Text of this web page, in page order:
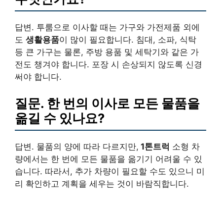
답변. 투룸으로 이사할 때는 가구와 가전제품 외에
도 생활용품이 많이 필요합니다. 침대, 소파, 식탁
등 큰 가구는 물론, 주방 용품 및 세탁기와 같은 가
전도 챙겨야 합니다. 포장 시 손상되지 않도록 신경
써야 합니다.
질문. 한 번의 이사로 모든 물품을
옮길 수 있나요?
답변. 물품의 양에 따라 다르지만, 1톤트럭 소형 차
량에서는 한 번에 모든 물품을 옮기기 어려울 수 있
습니다. 따라서, 추가 차량이 필요할 수도 있으니 미
리 확인하고 계획을 세우는 것이 바람직합니다.